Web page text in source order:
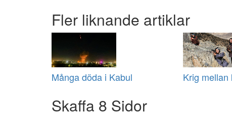
Fler liknande artiklar
Många döda i Kabul Krig mellan
Skaffa 8 Sidor